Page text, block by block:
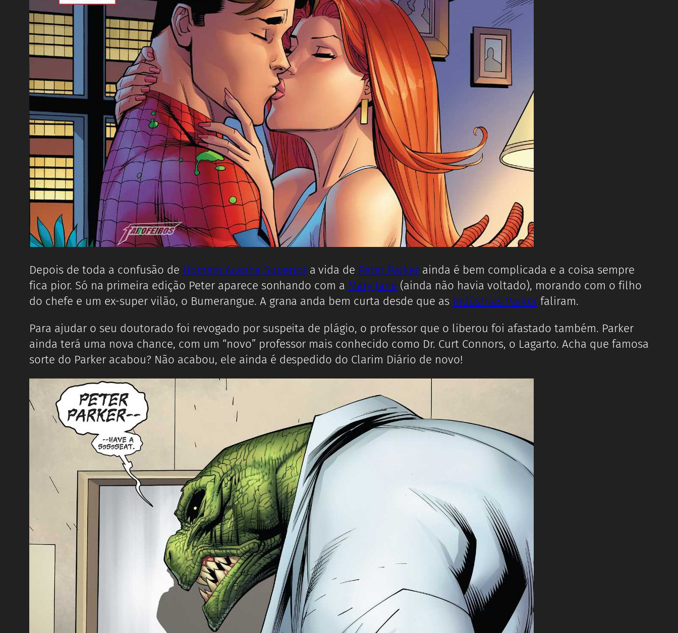
Depois de toda a confusão de Homem Aranha Superiora vida de Peter Parker ainda é bem complicada e a coisa sempre
fica pior. Só na primeira edição Peter aparece sonhando com a Mary Jane (ainda não havia voltado), morando com o filho
do chefe e um ex-super vilão, o Bumerangue. A grana anda bem curta desde que as Indústrias Parker faliram.
Para ajudar o seu doutorado foi revogado por suspeita de plágio, o professor que o liberou foi afastado também. Parker
ainda terá uma nova chance, com um “novo” professor mais conhecido como Dr. Curt Connors, o Lagarto. Acha que famosa
sorte do Parker acabou? Não acabou, ele ainda é despedido do Clarim Diário de novo!